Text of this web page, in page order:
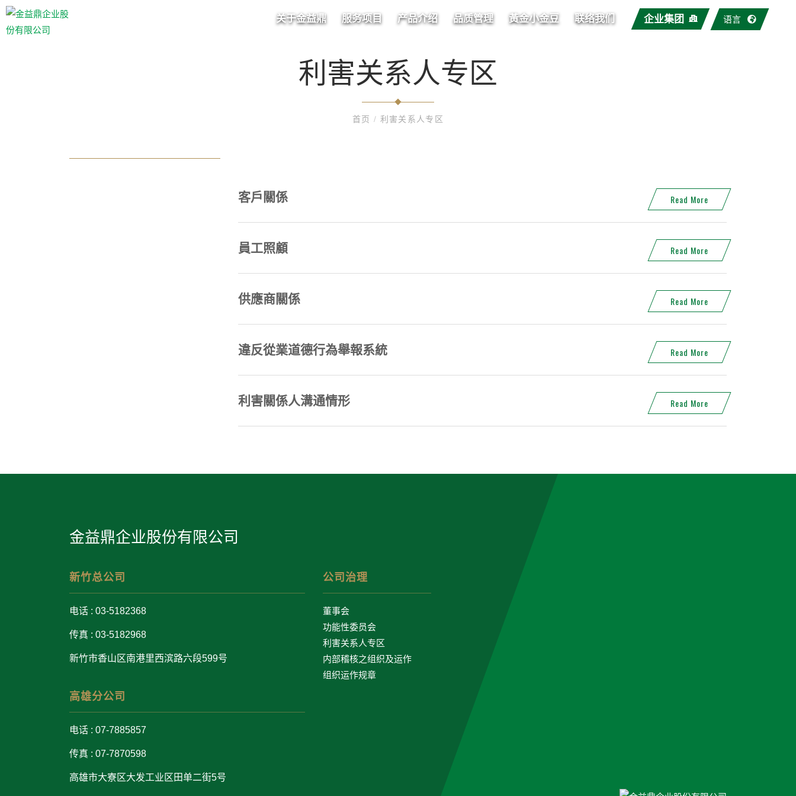
关于金益鼎 服务项目 产品介绍 品质管理 黃金小金豆 联络我们 企业集团 语言
利害关系人专区
首页 / 利害关系人专区
客戶關係 Read More
員工照顧 Read More
供應商關係 Read More
違反從業道德行為舉報系統 Read More
利害關係人溝通情形 Read More
金益鼎企业股份有限公司
新竹总公司
电话 : 03-5182368
传真 : 03-5182968
新竹市香山区南港里西滨路六段599号
高雄分公司
电话 : 07-7885857
传真 : 07-7870598
高雄市大寮区大发工业区田单二街5号
公司治理
董事会
功能性委员会
利害关系人专区
内部稽核之组织及运作
组织运作规章